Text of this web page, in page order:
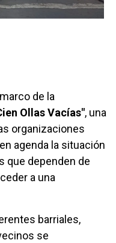
de la
Ollas Vacías", una
organizaciones
agenda la situación
que dependen de
a una
barriales,
se